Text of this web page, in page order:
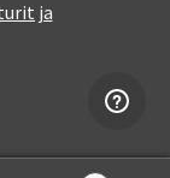
ja